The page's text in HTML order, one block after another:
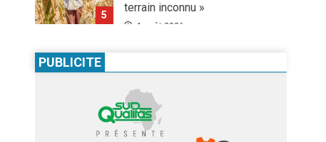
5
terrain inconnu »
1 août 2026
1
81 ans après Hiroshima, l’ONU
sonne l’alarme : le spectre d’une
guerre nucléaire refait surface
7 août 2026
Infos génerales Société
PUBLICITE